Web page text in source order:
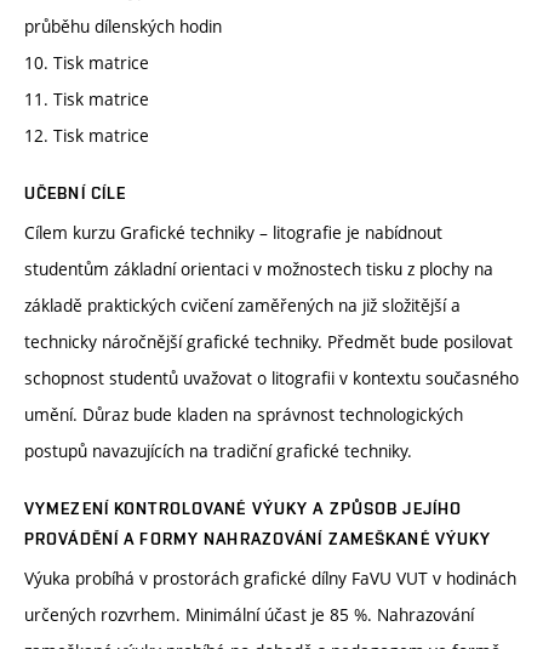
průběhu dílenských hodin
10. Tisk matrice
11. Tisk matrice
12. Tisk matrice
UČEBNÍ CÍLE
Cílem kurzu Grafické techniky – litografie je nabídnout
studentům základní orientaci v možnostech tisku z plochy na
základě praktických cvičení zaměřených na již složitější a
technicky náročnější grafické techniky. Předmět bude posilovat
schopnost studentů uvažovat o litografii v kontextu současného
umění. Důraz bude kladen na správnost technologických
postupů navazujících na tradiční grafické techniky.
VYMEZENÍ KONTROLOVANÉ VÝUKY A ZPŮSOB JEJÍHO
PROVÁDĚNÍ A FORMY NAHRAZOVÁNÍ ZAMEŠKANÉ VÝUKY
Výuka probíhá v prostorách grafické dílny FaVU VUT v hodinách
určených rozvrhem. Minimální účast je 85 %. Nahrazování